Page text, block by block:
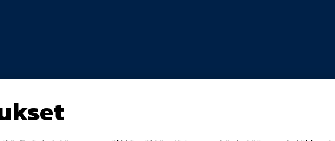
ja tietosuojaselosteet